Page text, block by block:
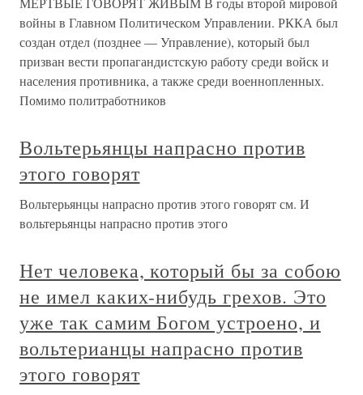
войны в Главном Политическом Управлении. РККА был
создан отдел (позднее — Управление), который был
призван вести пропагандистскую работу среди войск и
населения противника, а также среди военнопленных.
Помимо политработников
Вольтерьянцы напрасно против
этого говорят
Вольтерьянцы напрасно против этого говорят см. И
вольтерьянцы напрасно против этого
Нет человека, который бы за собою
не имел каких-нибудь грехов. Это
уже так самим Богом устроено, и
вольтерианцы напрасно против
этого говорят